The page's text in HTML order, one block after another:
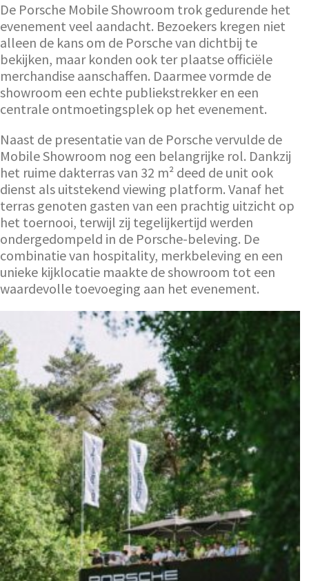
De Porsche Mobile Showroom trok gedurende het
evenement veel aandacht. Bezoekers kregen niet
alleen de kans om de Porsche van dichtbij te
bekijken, maar konden ook ter plaatse officiële
merchandise aanschaffen. Daarmee vormde de
showroom een echte publiekstrekker en een
centrale ontmoetingsplek op het evenement.
Naast de presentatie van de Porsche vervulde de
Mobile Showroom nog een belangrijke rol. Dankzij
het ruime dakterras van 32 m² deed de unit ook
dienst als uitstekend viewing platform. Vanaf het
terras genoten gasten van een prachtig uitzicht op
het toernooi, terwijl zij tegelijkertijd werden
ondergedompeld in de Porsche-beleving. De
combinatie van hospitality, merkbeleving en een
unieke kijklocatie maakte de showroom tot een
waardevolle toevoeging aan het evenement.